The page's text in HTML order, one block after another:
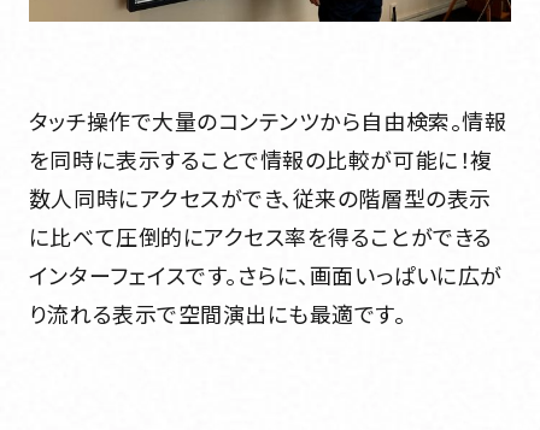
News
協力会社様専用
協力会社様専用
タッチ操作で大量のコンテンツから自由検索。情報
を同時に表示することで情報の比較が可能に！複
数人同時にアクセスができ、従来の階層型の表示
に比べて圧倒的にアクセス率を得ることができる
インターフェイスです。さらに、画面いっぱいに広が
り流れる表示で空間演出にも最適です。